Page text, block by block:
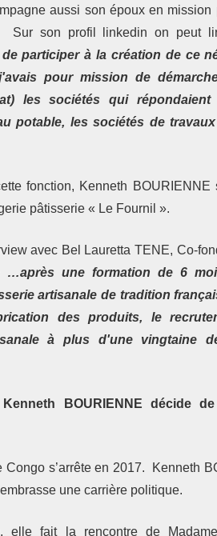
aussi son époux en
Sur son profil linkedin on peut
participer à la création de ce
pour mission de
les sociétés qui
potable, les sociétés de
fonction, Kenneth
pâtisserie « Le Fournil ».
avec Bel Lauretta TENE, Co-
…après une formation de 6
artisanale de tradition
des produits, le
à plus d'une vingtaine
Kenneth BOURIENNE décide
Congo s’arrête en 2017. Kenneth
une carrière politique.
elle fait la rencontre de